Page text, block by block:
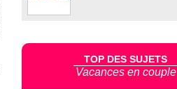
TOP DES SUJETS
Vacances en couple